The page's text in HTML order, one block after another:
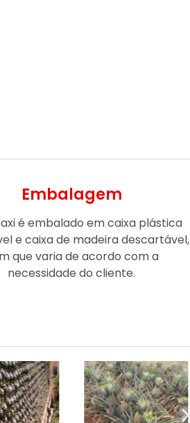
Embalagem
é embalado em caixa plástica
e caixa de madeira descartável,
que varia de acordo com a
necessidade do cliente.